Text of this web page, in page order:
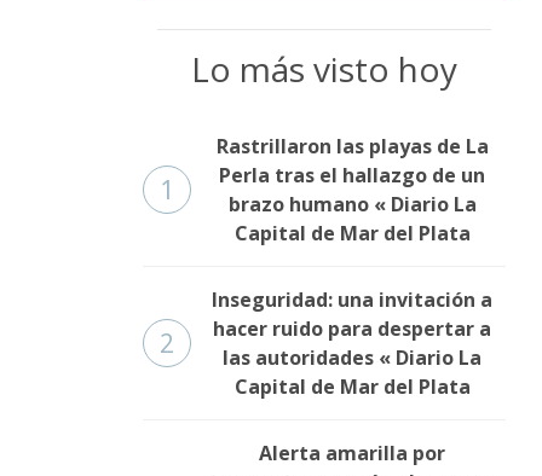
Lo más visto hoy
1
Rastrillaron las playas de La
Perla tras el hallazgo de un
brazo humano « Diario La
Capital de Mar del Plata
2
Inseguridad: una invitación a
hacer ruido para despertar a
las autoridades « Diario La
Capital de Mar del Plata
Alerta amarilla por